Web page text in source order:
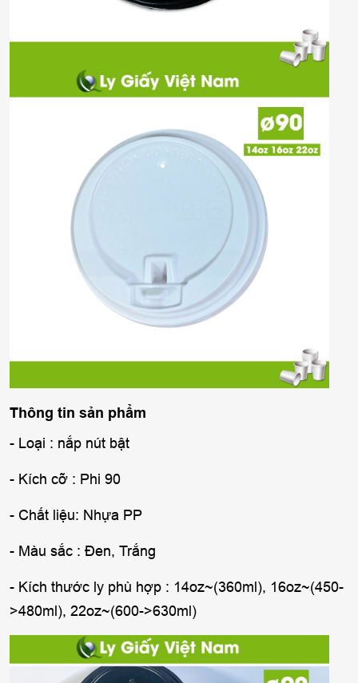
Thông tin sản phẩm
- Loại : nắp nút bật
- Kích cỡ : Phi 90
- Chất liệu: Nhựa PP
- Màu sắc : Đen, Trắng
- Kích thước ly phù hợp : 14oz~(360ml), 16oz~(450-
>480ml), 22oz~(600->630ml)